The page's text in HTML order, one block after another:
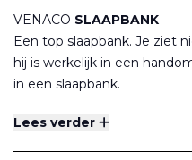
VENACO SLAAPBANK
Een top slaapbank. Je ziet
hij is werkelijk in een
in een slaapbank.
kussens van de bank maar
Deze is geheel
Lees verder